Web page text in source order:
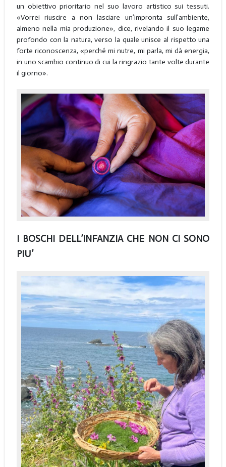
un obiettivo prioritario nel suo lavoro artistico sui tessuti.
«Vorrei riuscire a non lasciare un’impronta sull’ambiente,
almeno nella mia produzione», dice, rivelando il suo legame
profondo con la natura, verso la quale unisce al rispetto una
forte riconoscenza, «perché mi nutre, mi parla, mi dà energia,
in uno scambio continuo di cui la ringrazio tante volte durante
il giorno».
I BOSCHI DELL’INFANZIA CHE NON CI SONO
PIU’